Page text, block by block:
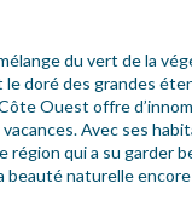
du vert de la
le doré des grandes
Ouest offre
Avec ses
région qui a su garder
beauté naturelle